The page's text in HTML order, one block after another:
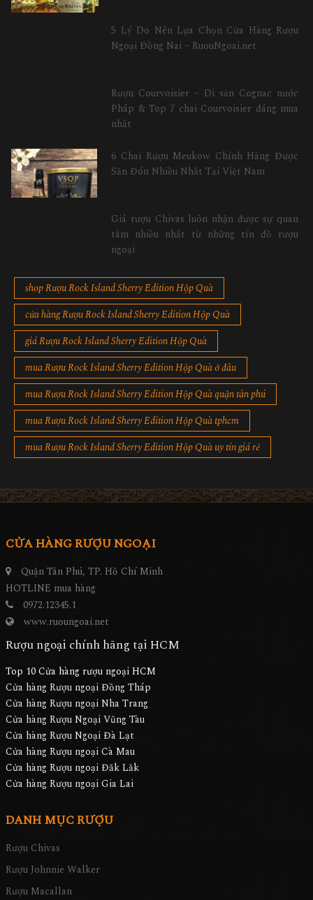
5 Lý Do Nên Lựa Chọn Cửa Hàng Rượu
Ngoại Đồng Nai – RuouNgoai.net
Rượu Courvoisier – Di sản Cognac nước
Pháp & Top 7 chai Courvoisier đáng mua
nhất
6 Chai Rượu Meukow Chính Hãng Được
Săn Đón Nhiều Nhất Tại Việt Nam
Giá rượu Chivas luôn nhận được sự quan
tâm nhiều nhất từ những tín đồ rượu
ngoại
shop Rượu Rock Island Sherry Edition Hộp Quà
cửa hàng Rượu Rock Island Sherry Edition Hộp Quà
giá Rượu Rock Island Sherry Edition Hộp Quà
mua Rượu Rock Island Sherry Edition Hộp Quà ở đâu
mua Rượu Rock Island Sherry Edition Hộp Quà quận tân phú
mua Rượu Rock Island Sherry Edition Hộp Quà tphcm
mua Rượu Rock Island Sherry Edition Hộp Quà uy tín giá rẻ
CỬA HÀNG RƯỢU NGOẠI
Quận Tân Phú, TP. Hồ Chí Minh
HOTLINE mua hàng
0972.12345.1
www.ruoungoai.net
Rượu ngoại chính hãng tại HCM
Top 10 Cửa hàng rượu ngoại HCM
Cửa hàng Rượu ngoại Đồng Tháp
Cửa hàng Rượu ngoại Nha Trang
Cửa hàng Rượu Ngoại Vũng Tàu
Cửa hàng Rượu Ngoại Đà Lạt
Cửa hàng Rượu ngoại Cà Mau
Cửa hàng Rượu ngoại Đăk Lăk
Cửa hàng Rượu ngoại Gia Lai
DANH MỤC RƯỢU
Rượu Chivas
Rượu Johnnie Walker
Rượu Macallan